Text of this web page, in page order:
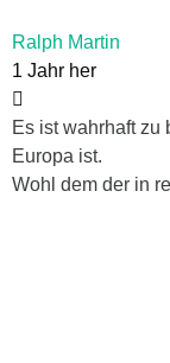
Ralph Martin
1 Jahr her
Es ist wahrhaft zu
Europa ist.
Wohl dem der in